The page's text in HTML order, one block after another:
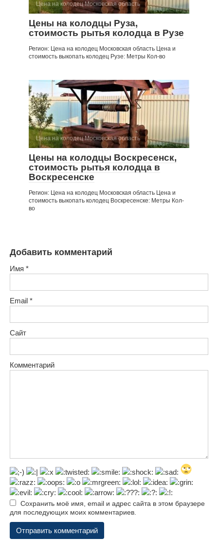
Цена на колодец Московская область
Цены на колодцы Руза,
стоимость рытья колодца в Рузе
Регион: Цена на колодец Московская область Цена и
стоимость выкопать колодец Рузе: Метры Кол-во
Цена на колодец Московская область
Цены на колодцы Воскресенск,
стоимость рытья колодца в
Воскресенске
Регион: Цена на колодец Московская область Цена и
стоимость выкопать колодец Воскресенске: Метры Кол-
во
Добавить комментарий
Имя *
Email *
Сайт
Комментарий
Сохранить моё имя, email и адрес сайта в этом браузере
для последующих моих комментариев.